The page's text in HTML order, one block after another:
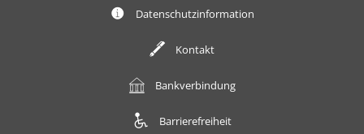
Datenschutzinformation
Kontakt
Bankverbindung
Barrierefreiheit